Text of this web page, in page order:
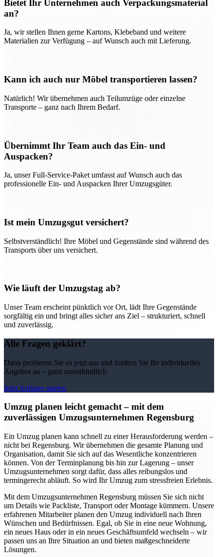
Bietet Ihr Unternehmen auch Verpackungsmaterial
an?
Ja, wir stellen Ihnen gerne Kartons, Klebeband und weitere
Materialien zur Verfügung – auf Wunsch auch mit Lieferung.
Kann ich auch nur Möbel transportieren lassen?
Natürlich! Wir übernehmen auch Teilumzüge oder einzelne
Transporte – ganz nach Ihrem Bedarf.
Übernimmt Ihr Team auch das Ein- und
Auspacken?
Ja, unser Full-Service-Paket umfasst auf Wunsch auch das
professionelle Ein- und Auspacken Ihrer Umzugsgüter.
Ist mein Umzugsgut versichert?
Selbstverständlich! Ihre Möbel und Gegenstände sind während des
Transports über uns versichert.
Wie läuft der Umzugstag ab?
Unser Team erscheint pünktlich vor Ort, lädt Ihre Gegenstände
sorgfältig ein und bringt alles sicher ans Ziel – strukturiert, schnell
und zuverlässig.
Alle Fragen geklärt?
Dann probieren Sie es jetzt aus und fordern Sie Ihr individuelles
Angebot an – ganz unverbindlich.
Jetzt Anfrage starten
Umzug planen leicht gemacht – mit dem
zuverlässigen Umzugsunternehmen Regensburg
Ein Umzug planen kann schnell zu einer Herausforderung werden –
nicht bei Regensburg. Wir übernehmen die gesamte Planung und
Organisation, damit Sie sich auf das Wesentliche konzentrieren
können. Von der Terminplanung bis hin zur Lagerung – unser
Umzugsunternehmen sorgt dafür, dass alles reibungslos und
termingerecht abläuft. So wird Ihr Umzug zum stressfreien Erlebnis.
Mit dem Umzugsunternehmen Regensburg müssen Sie sich nicht
um Details wie Packliste, Transport oder Montage kümmern. Unsere
erfahrenen Mitarbeiter planen den Umzug individuell nach Ihren
Wünschen und Bedürfnissen. Egal, ob Sie in eine neue Wohnung,
ein neues Haus oder in ein neues Geschäftsumfeld wechseln – wir
passen uns an Ihre Situation an und bieten maßgeschneiderte
Lösungen.